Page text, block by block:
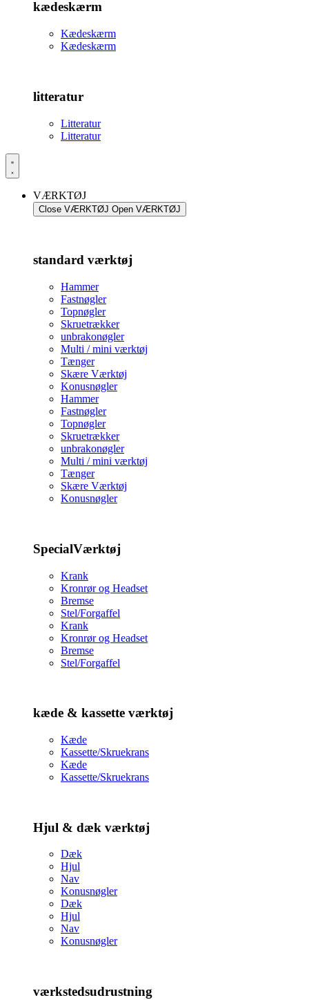
kædeskærm
Kædeskærm
Kædeskærm
litteratur
Litteratur
Litteratur
VÆRKTØJ
Close VÆRKTØJ Open VÆRKTØJ
standard værktøj
Hammer
Fastnøgler
Topnøgler
Skruetrækker
unbrakonøgler
Multi / mini værktøj
Tænger
Skære Værktøj
Konusnøgler
Hammer
Fastnøgler
Topnøgler
Skruetrækker
unbrakonøgler
Multi / mini værktøj
Tænger
Skære Værktøj
Konusnøgler
SpecialVærktøj
Krank
Kronrør og Headset
Bremse
Stel/Forgaffel
Krank
Kronrør og Headset
Bremse
Stel/Forgaffel
kæde & kassette værktøj
Kæde
Kassette/Skruekrans
Kæde
Kassette/Skruekrans
Hjul & dæk værktøj
Dæk
Hjul
Nav
Konusnøgler
Dæk
Hjul
Nav
Konusnøgler
værkstedsudrustning